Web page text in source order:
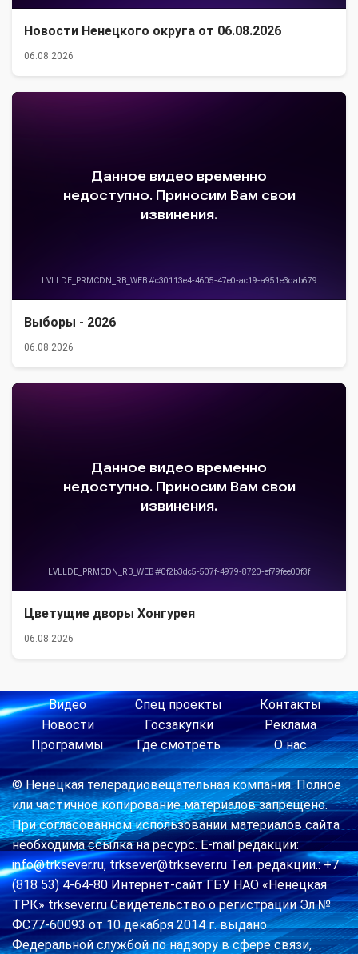
Новости Ненецкого округа от 06.08.2026
06.08.2026
Выборы - 2026
06.08.2026
Цветущие дворы Хонгурея
06.08.2026
Видео
Новости
Программы
Спец проекты
Госзакупки
Где смотреть
Контакты
Реклама
О нас
© Ненецкая телерадиовещательная компания. Полное
или частичное копирование материалов запрещено.
При согласованном использовании материалов сайта
необходима ссылка на ресурс. E-mail редакции:
info@trksever.ru, trksever@trksever.ru Тел. редакции.: +7
(818 53) 4-64-80 Интернет-сайт ГБУ НАО «Ненецкая
ТРК» trksever.ru Свидетельство о регистрации Эл №
ФС77-60093 от 10 декабря 2014 г. выдано
Федеральной службой по надзору в сфере связи,